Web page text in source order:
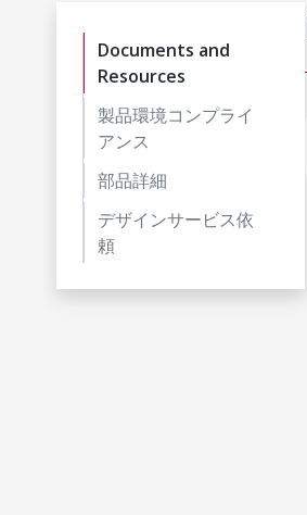
Documents and
Resources
製品環境コンプライ
アンス
部品詳細
デザインサービス依
頼